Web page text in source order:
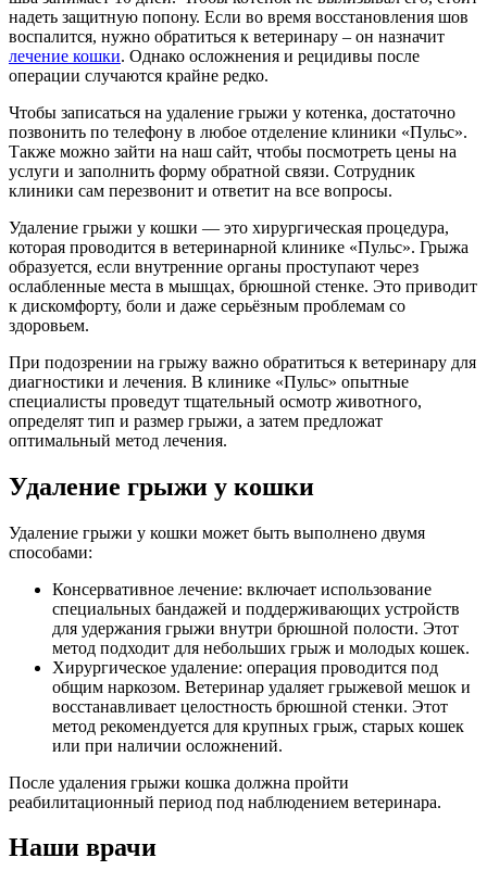
надеть защитную попону. Если во время восстановления шов
воспалится, нужно обратиться к ветеринару – он назначит
лечение кошки. Однако осложнения и рецидивы после
операции случаются крайне редко.
Чтобы записаться на удаление грыжи у котенка, достаточно
позвонить по телефону в любое отделение клиники «Пульс».
Также можно зайти на наш сайт, чтобы посмотреть цены на
услуги и заполнить форму обратной связи. Сотрудник
клиники сам перезвонит и ответит на все вопросы.
Удаление грыжи у кошки — это хирургическая процедура,
которая проводится в ветеринарной клинике «Пульс». Грыжа
образуется, если внутренние органы проступают через
ослабленные места в мышцах, брюшной стенке. Это приводит
к дискомфорту, боли и даже серьёзным проблемам со
здоровьем.
При подозрении на грыжу важно обратиться к ветеринару для
диагностики и лечения. В клинике «Пульс» опытные
специалисты проведут тщательный осмотр животного,
определят тип и размер грыжи, а затем предложат
оптимальный метод лечения.
Удаление грыжи у кошки
Удаление грыжи у кошки может быть выполнено двумя
способами:
Консервативное лечение: включает использование
специальных бандажей и поддерживающих устройств
для удержания грыжи внутри брюшной полости. Этот
метод подходит для небольших грыж и молодых кошек.
Хирургическое удаление: операция проводится под
общим наркозом. Ветеринар удаляет грыжевой мешок и
восстанавливает целостность брюшной стенки. Этот
метод рекомендуется для крупных грыж, старых кошек
или при наличии осложнений.
После удаления грыжи кошка должна пройти
реабилитационный период под наблюдением ветеринара.
Наши врачи